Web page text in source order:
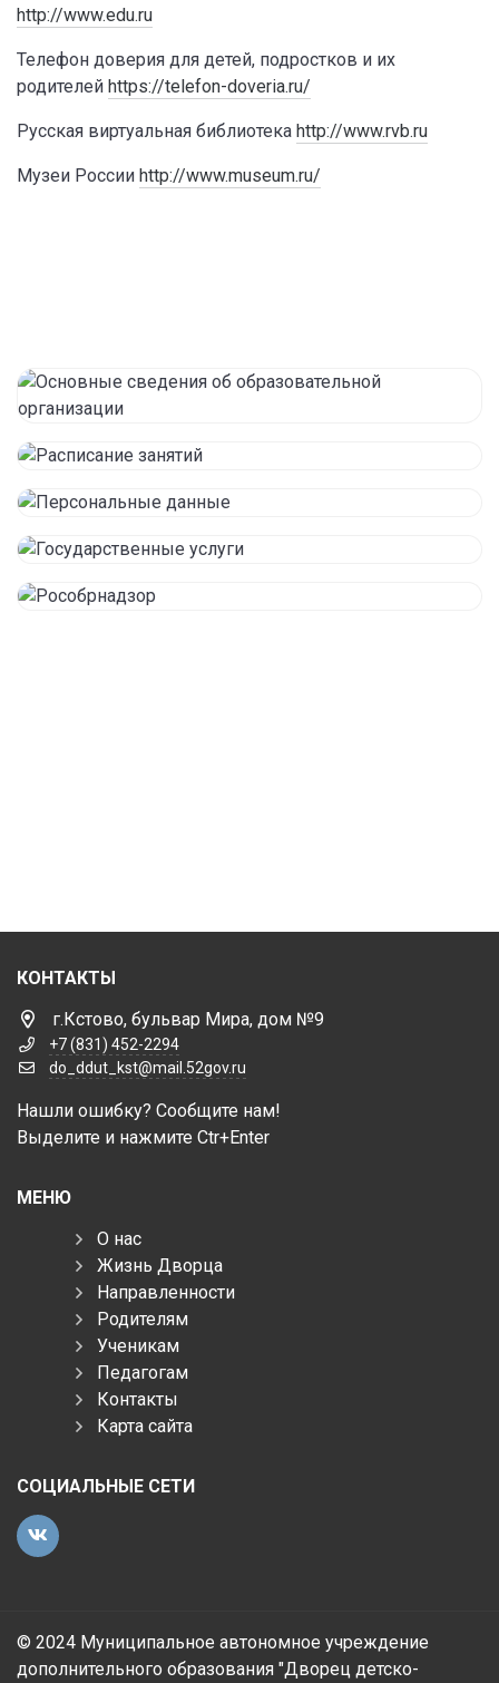
http://www.edu.ru
Телефон доверия для детей, подростков и их
родителей https://telefon-doveria.ru/
Русская виртуальная библиотека http://www.rvb.ru
Музеи России http://www.museum.ru/
КОНТАКТЫ
г.Кстово, бульвар Мира, дом №9
+7 (831) 452-2294
do_ddut_kst@mail.52gov.ru
Нашли ошибку? Сообщите нам!
Выделите и нажмите Ctr+Enter
МЕНЮ
О нас
Жизнь Дворца
Направленности
Родителям
Ученикам
Педагогам
Контакты
Карта сайта
СОЦИАЛЬНЫЕ СЕТИ
© 2024 Муниципальное автономное учреждение
дополнительного образования "Дворец детско-